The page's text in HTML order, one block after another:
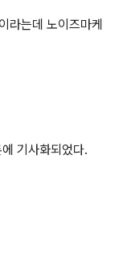
라는데 노이즈마케
기사화되었다.